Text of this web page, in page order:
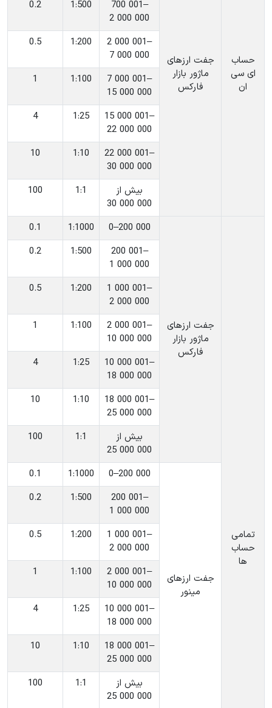
حساب
ای سی
ان
جفت ارزهای
ماژور بازار
فارکس
‎700 001–
2 000 000
‎1:500
0.2
‎2 000 001–
7 000 000
‎1:200
0.5
‎7 000 001–
15 000 000
‎1:100
1
‎15 000 001–
22 000 000
‎1:25
4
‎22 000 001–
30 000 000
‎1:10
10
‎بیش از
30 000 000
‎1:1
100
تمامی
حساب
ها
جفت ارزهای
ماژور بازار
فارکس
‎0–200 000
‎1:1000
0.1
‎200 001–
1 000 000
‎1:500
0.2
‎1 000 001–
2 000 000
‎1:200
0.5
‎2 000 001–
10 000 000
‎1:100
1
‎10 000 001–
18 000 000
‎1:25
4
‎18 000 001–
25 000 000
‎1:10
10
‎بیش از
25 000 000
‎1:1
100
جفت ارزهای
مینور
‎0–200 000
‎1:1000
0.1
‎200 001–
1 000 000
‎1:500
0.2
‎1 000 001–
2 000 000
‎1:200
0.5
‎2 000 001–
10 000 000
‎1:100
1
‎10 000 001–
18 000 000
‎1:25
4
‎18 000 001–
25 000 000
‎1:10
10
‎بیش از
25 000 000
‎1:1
100